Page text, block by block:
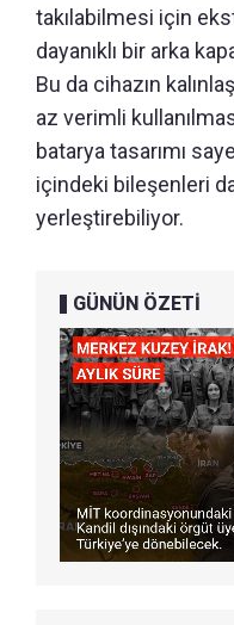
takılabilmesi için
dayanıklı bir arka
Bu da cihazın
az verimli
batarya tasarımı
içindeki bileşenleri
yerleştirebiliyor.
GÜNÜN ÖZETİ